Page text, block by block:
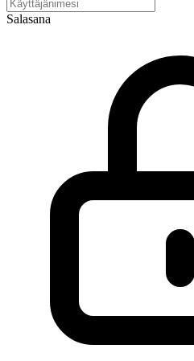
Salasana